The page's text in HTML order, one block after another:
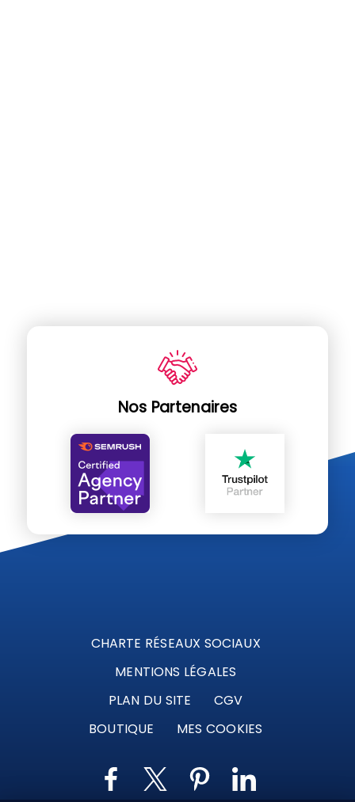
Nos Partenaires
CHARTE RÉSEAUX SOCIAUX
MENTIONS LÉGALES
PLAN DU SITE
CGV
BOUTIQUE
MES COOKIES